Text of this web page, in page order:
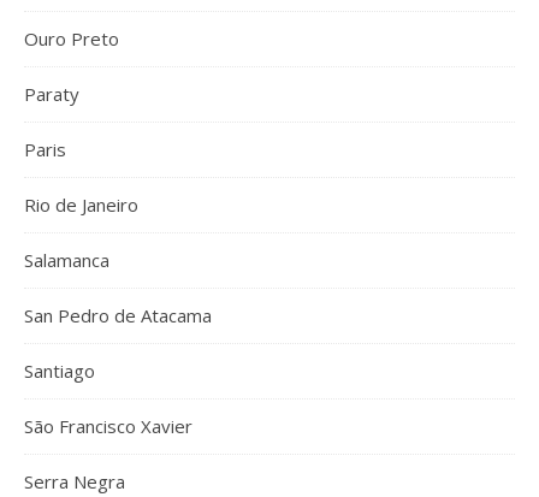
Ouro Preto
Paraty
Paris
Rio de Janeiro
Salamanca
San Pedro de Atacama
Santiago
São Francisco Xavier
Serra Negra